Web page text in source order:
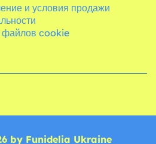
и условия продажи
файлов cookie
by Funidelia Ukraine